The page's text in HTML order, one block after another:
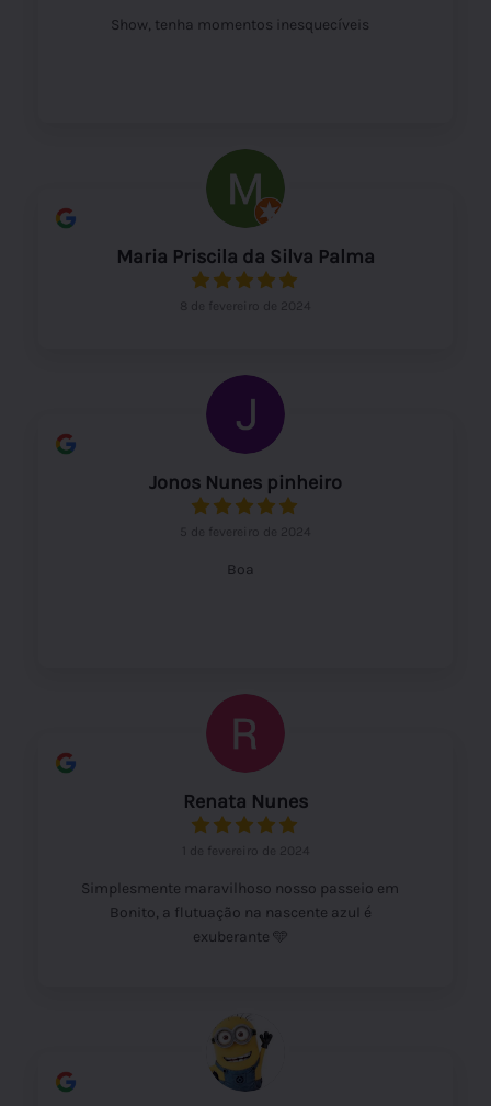
Show, tenha momentos inesquecíveis
Maria Priscila da Silva Palma
8 de fevereiro de 2024
Jonos Nunes pinheiro
5 de fevereiro de 2024
Boa
Renata Nunes
1 de fevereiro de 2024
Simplesmente maravilhoso nosso passeio em
Bonito, a flutuação na nascente azul é
exuberante 🩵